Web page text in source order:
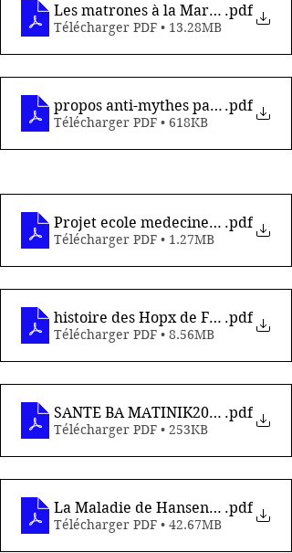
Les matrones à la Martinique par
.pdf
Télécharger PDF • 13.28MB
propos anti-mythes par R .pdf
Télécharger PDF • 618KB
Projet ecole medecine martinique
.pdf
Télécharger PDF • 1.27MB
histoire des Hopx de FDF.pdf
Télécharger PDF • 8.56MB
SANTE BA MATINIK2003 .pdf
Télécharger PDF • 253KB
La Maladie de Hansen à la
.pdf
Télécharger PDF • 42.67MB